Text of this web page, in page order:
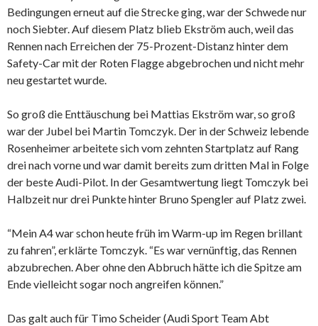
Bedingungen erneut auf die Strecke ging, war der Schwede nur
noch Siebter. Auf diesem Platz blieb Ekström auch, weil das
Rennen nach Erreichen der 75-Prozent-Distanz hinter dem
Safety-Car mit der Roten Flagge abgebrochen und nicht mehr
neu gestartet wurde.
So groß die Enttäuschung bei Mattias Ekström war, so groß
war der Jubel bei Martin Tomczyk. Der in der Schweiz lebende
Rosenheimer arbeitete sich vom zehnten Startplatz auf Rang
drei nach vorne und war damit bereits zum dritten Mal in Folge
der beste Audi-Pilot. In der Gesamtwertung liegt Tomczyk bei
Halbzeit nur drei Punkte hinter Bruno Spengler auf Platz zwei.
“Mein A4 war schon heute früh im Warm-up im Regen brillant
zu fahren”, erklärte Tomczyk. “Es war vernünftig, das Rennen
abzubrechen. Aber ohne den Abbruch hätte ich die Spitze am
Ende vielleicht sogar noch angreifen können.”
Das galt auch für Timo Scheider (Audi Sport Team Abt